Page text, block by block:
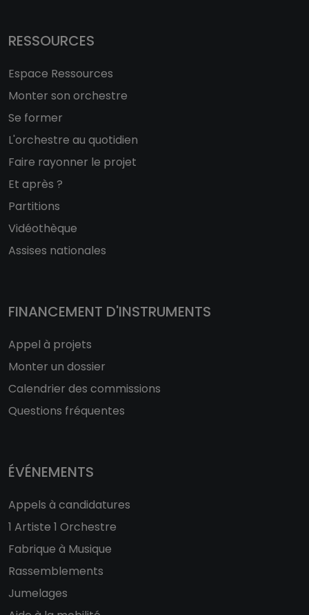
RESSOURCES
Espace Ressources
Monter son orchestre
Se former
L'orchestre au quotidien
Faire rayonner le projet
Et après ?
Partitions
Vidéothèque
Assises nationales
FINANCEMENT D'INSTRUMENTS
Appel à projets
Monter un dossier
Calendrier des commissions
Questions fréquentes
ÉVÉNEMENTS
Appels à candidatures
1 Artiste 1 Orchestre
Fabrique à Musique
Rassemblements
Jumelages